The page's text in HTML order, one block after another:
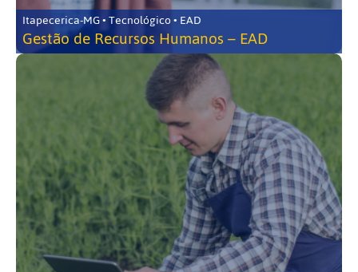
Itapecerica-MG • Tecnológico • EAD
Gestão de Recursos Humanos – EAD